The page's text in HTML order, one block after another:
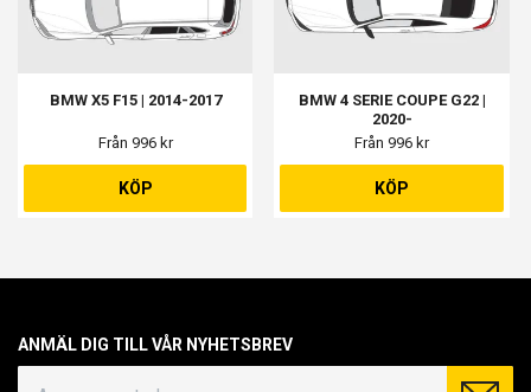
BMW X5 F15 | 2014-2017
Från 996 kr
KÖP
BMW 4 SERIE COUPE G22 |
2020-
Från 996 kr
KÖP
ANMÄL DIG TILL VÅR NYHETSBREV